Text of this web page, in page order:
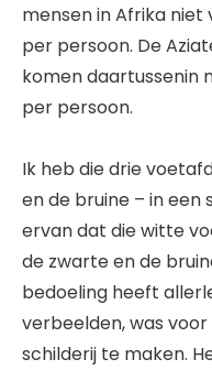
mensen in Afrika
per persoon. De
komen daartussenin
per persoon.
Ik heb die drie
en de bruine – in een
ervan dat die witte
de zwarte en de
bedoeling heeft
verbeelden, was
schilderij te maken.